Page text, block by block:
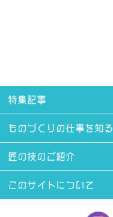
特集記事
ものづくりの仕事を知る
匠の技のご紹介
このサイトについて